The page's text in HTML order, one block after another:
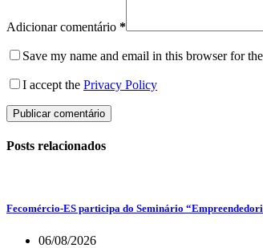
Adicionar comentário *
Save my name and email in this browser for
I accept the Privacy Policy
Publicar comentário
Posts relacionados
Fecomércio-ES participa do Seminário
06/08/2026